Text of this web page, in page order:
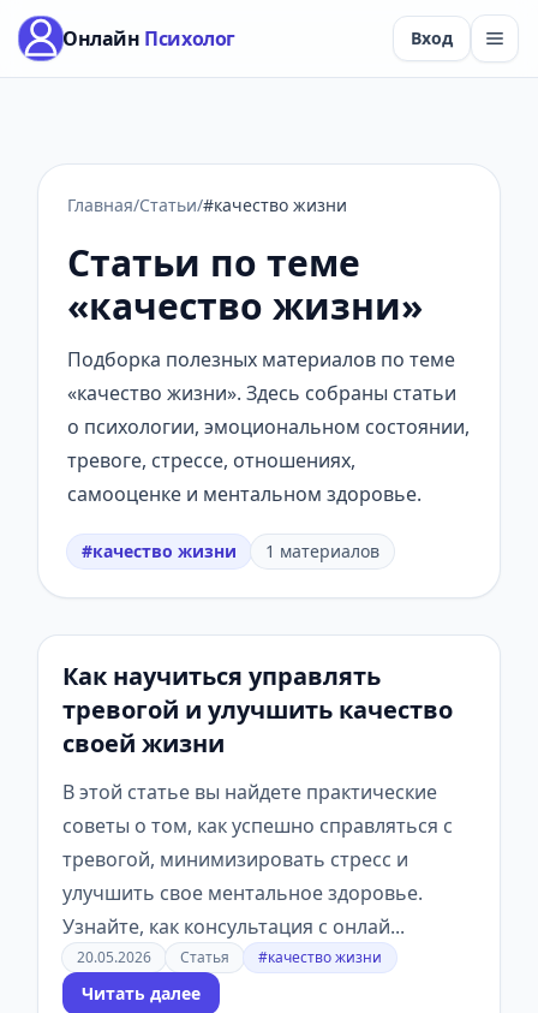
Онлайн Психолог Вход
Главная/Статьи/#качество жизни
Статьи по теме
«качество жизни»
Подборка полезных материалов по теме
«качество жизни». Здесь собраны статьи
о психологии, эмоциональном состоянии,
тревоге, стрессе, отношениях,
самооценке и ментальном здоровье.
#качество жизни 1 материалов
Как научиться управлять
тревогой и улучшить качество
своей жизни
В этой статье вы найдете практические
советы о том, как успешно справляться с
тревогой, минимизировать стресс и
улучшить свое ментальное здоровье.
Узнайте, как консультация с онлай...
20.05.2026 Статья #качество жизни
Читать далее